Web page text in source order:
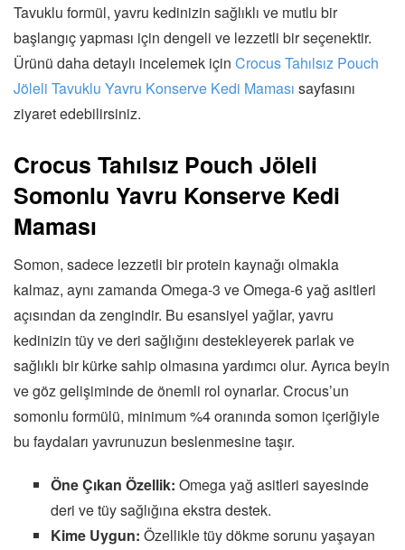
Tavuklu formül, yavru kedinizin sağlıklı ve mutlu bir
başlangıç yapması için dengeli ve lezzetli bir seçenektir.
Ürünü daha detaylı incelemek için Crocus Tahılsız Pouch
Jöleli Tavuklu Yavru Konserve Kedi Maması sayfasını
ziyaret edebilirsiniz.
Crocus Tahılsız Pouch Jöleli
Somonlu Yavru Konserve Kedi
Maması
Somon, sadece lezzetli bir protein kaynağı olmakla
kalmaz, aynı zamanda Omega-3 ve Omega-6 yağ asitleri
açısından da zengindir. Bu esansiyel yağlar, yavru
kedinizin tüy ve deri sağlığını destekleyerek parlak ve
sağlıklı bir kürke sahip olmasına yardımcı olur. Ayrıca beyin
ve göz gelişiminde de önemli rol oynarlar. Crocus’un
somonlu formülü, minimum %4 oranında somon içeriğiyle
bu faydaları yavrunuzun beslenmesine taşır.
Öne Çıkan Özellik: Omega yağ asitleri sayesinde
deri ve tüy sağlığına ekstra destek.
Kime Uygun: Özellikle tüy dökme sorunu yaşayan